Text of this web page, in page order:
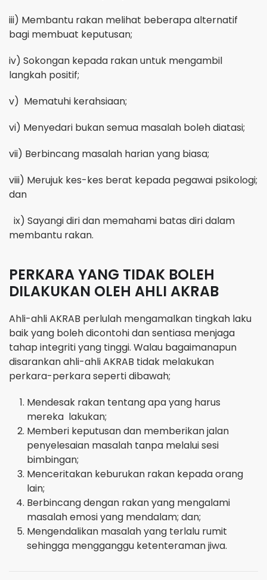
iii) Membantu rakan melihat beberapa alternatif
bagi membuat keputusan;
iv) Sokongan kepada rakan untuk mengambil
langkah positif;
v) Mematuhi kerahsiaan;
vi) Menyedari bukan semua masalah boleh diatasi;
vii) Berbincang masalah harian yang biasa;
viii) Merujuk kes-kes berat kepada pegawai psikologi;
dan
ix) Sayangi diri dan memahami batas diri dalam
membantu rakan.
PERKARA YANG TIDAK BOLEH
DILAKUKAN OLEH AHLI AKRAB
Ahli-ahli AKRAB perlulah mengamalkan tingkah laku
baik yang boleh dicontohi dan sentiasa menjaga
tahap integriti yang tinggi. Walau bagaimanapun
disarankan ahli-ahli AKRAB tidak melakukan
perkara-perkara seperti dibawah;
Mendesak rakan tentang apa yang harus
mereka lakukan;
Memberi keputusan dan memberikan jalan
penyelesaian masalah tanpa melalui sesi
bimbingan;
Menceritakan keburukan rakan kepada orang
lain;
Berbincang dengan rakan yang mengalami
masalah emosi yang mendalam; dan;
Mengendalikan masalah yang terlalu rumit
sehingga mengganggu ketenteraman jiwa.